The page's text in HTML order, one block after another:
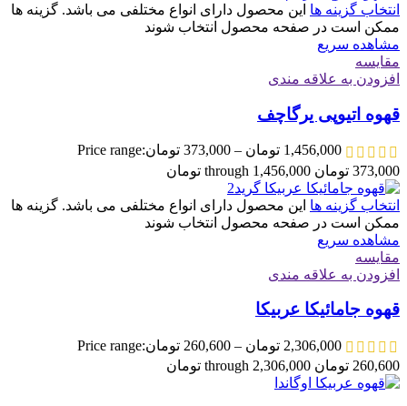
انتخاب گزینه ها این محصول دارای انواع مختلفی می باشد. گزینه ها
ممکن است در صفحه محصول انتخاب شوند
مشاهده سریع
مقایسه
افزودن به علاقه مندی
قهوه اتیوپی یرگاچف
1,456,000 تومان –
373,000 تومانPrice range:
373,000 تومان through 1,456,000 تومان
انتخاب گزینه ها این محصول دارای انواع مختلفی می باشد. گزینه ها
ممکن است در صفحه محصول انتخاب شوند
مشاهده سریع
مقایسه
افزودن به علاقه مندی
قهوه جامائیکا عربیکا
2,306,000 تومان –
260,600 تومانPrice range:
260,600 تومان through 2,306,000 تومان